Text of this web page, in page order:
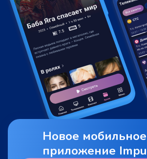
Новое мобильное
приложение